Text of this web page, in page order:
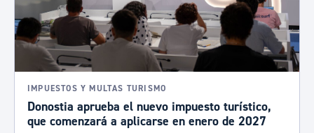
IMPUESTOS Y MULTAS TURISMO
Donostia aprueba el nuevo impuesto turístico,
que comenzará a aplicarse en enero de 2027